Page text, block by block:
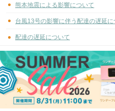
熊本地震による影響について
台風13号の影響に伴う配達の遅延に
配達の遅延について